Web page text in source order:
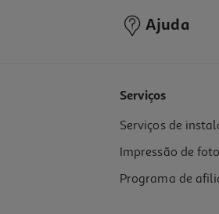
Ajuda
Serviços
Serviços de
Impressão de
Programa de